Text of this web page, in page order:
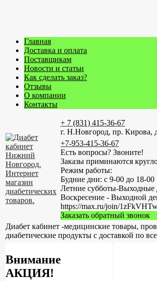
Главная
Доставка и оплата
Поставщикам
Новости и статьи
Как сделать заказ?
Отзывы
О компании
Контакты
+ 7 (831) 415-36-67
г. Н.Новгород, пр. Кирова,
+7-953-415-36-67
Есть вопросы? Звоните!
Заказы приминаются
Режим работы:
Будние дни: с 9-00 до 18-00
Летние субботы-Выходные
Воскресение - Выходной
https://max.ru/join/
Заказать обратный звонок
Диабет кабинет -медицинские товары,
диабетические продукты с доставкой по
Внимание
АКЦИЯ!